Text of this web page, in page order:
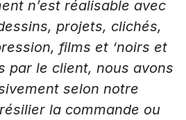
n’est réalisable avec
projets, clichés,
films et ‘noirs et
par le client, nous avons
selon notre
la commande ou